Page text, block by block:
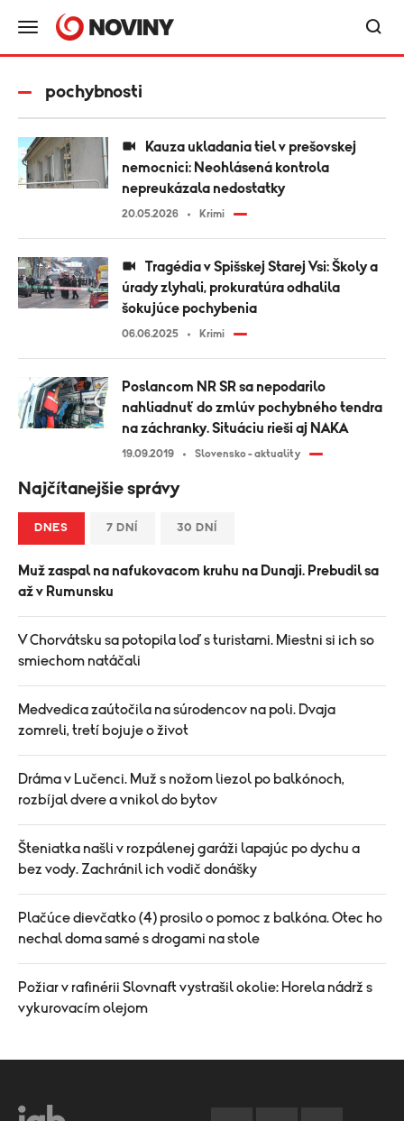
pochybnosti
nemocnici: Neohlásená kontrola
nepreukázala nedostatky
20.05.2026 Krimi
úrady zlyhali, prokuratúra odhalila
šokujúce pochybenia
06.06.2025 Krimi
Poslancom NR SR sa nepodarilo
nahliadnuť do zmlúv pochybného tendra
na záchranky. Situáciu rieši aj NAKA
19.09.2019 Slovensko - aktuality
Najčítanejšie správy
DNES 7 DNÍ 30 DNÍ
Muž zaspal na nafukovacom kruhu na Dunaji. Prebudil sa
až v Rumunsku
V Chorvátsku sa potopila loď s turistami. Miestni si ich so
smiechom natáčali
Medvedica zaútočila na súrodencov na poli. Dvaja
zomreli, tretí bojuje o život
Dráma v Lučenci. Muž s nožom liezol po balkónoch,
rozbíjal dvere a vnikol do bytov
Šteniatka našli v rozpálenej garáži lapajúc po dychu a
bez vody. Zachránil ich vodič donášky
Plačúce dievčatko (4) prosilo o pomoc z balkóna. Otec ho
nechal doma samé s drogami na stole
Požiar v rafinérii Slovnaft vystrašil okolie: Horela nádrž s
vykurovacím olejom